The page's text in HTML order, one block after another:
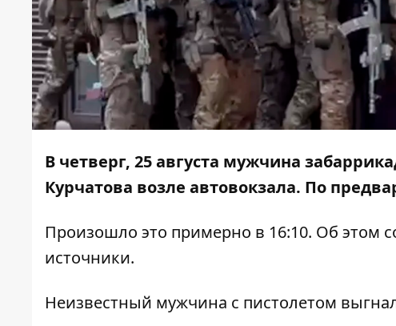
В четверг, 25 августа мужчина
Курчатова возле автовокзала. По
Произошло это примерно в 16:10. Об этом
источники.
Неизвестный мужчина с пистолетом